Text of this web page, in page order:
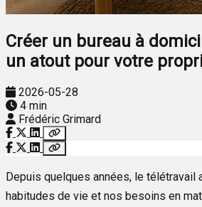
Créer un bureau à
un atout pour votre
2026-05-28
4 min
Frédéric Grimard
Depuis quelques années, le télétravail
habitudes de vie et nos besoins en